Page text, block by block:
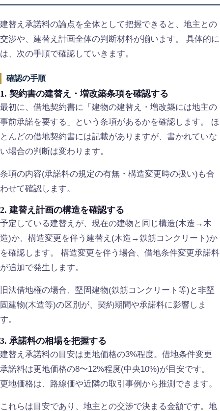
建替え承諾料の論点を全体として把握できると、地主との
交渉や、建替え計画全体の判断材料が揃います。 具体的に
は、次の手順で確認していきます。
確認の手順
1. 契約書の建替え・増改築条項を確認する
最初に、借地契約書に「建物の建替え・増改築には地主の
事前承諾を要する」という条項があるかを確認します。 ほ
とんどの借地契約書には記載がありますが、書かれていな
い場合の判断は変わります。
条項の内容(承諾料の規定の有無・構造変更時の扱い)も合
わせて確認します。
2. 建替え計画の構造を確認する
予定している建替えが、現在の建物と同じ構造(木造→木
造)か、構造変更を伴う建替え(木造→鉄筋コンクリート)か
を確認します。 構造変更を伴う場合、借地条件変更承諾料
が追加で発生します。
旧法借地権の場合、堅固建物(鉄筋コンクリート等)と非堅
固建物(木造等)の区別が、契約期間や承諾料に影響しま
す。
3. 承諾料の相場を把握する
建替え承諾料の目安は更地価格の3%程度。借地条件変更
承諾料は更地価格の8〜12%程度(中央10%)が目安です。
更地価格は、路線価や近隣の取引事例から推測できます。
これらは目安であり、地主との交渉で決まる金額です。地